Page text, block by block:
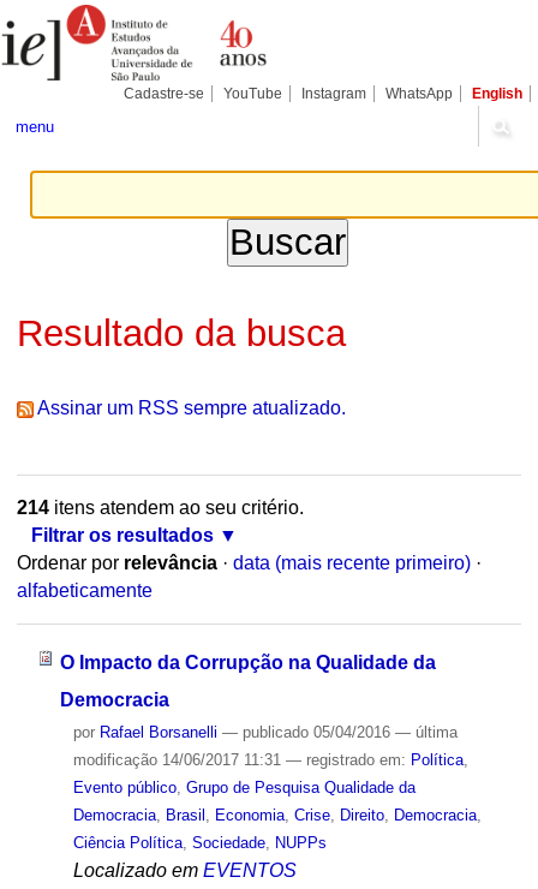
para
conteúdo.
Pessoais
Cadastre-se YouTube Instagram WhatsApp English
menu
Resultado da busca
Assinar um RSS sempre atualizado.
214itens atendem ao seu critério.
Filtrar os resultados
Ordenar por relevância · data (mais recente primeiro) ·
alfabeticamente
O Impacto da Corrupção na Qualidade da
Democracia
por Rafael Borsanelli — publicado05/04/2016 — última
modificação14/06/2017 11:31 — registrado em: Política,
Evento público, Grupo de Pesquisa Qualidade da
Democracia, Brasil Economia, Crise, Direito, Democracia,
Ciência Política, Sociedade, NUPPs
Localizado em EVENTOS